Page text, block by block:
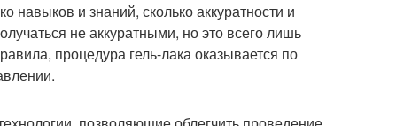
навыков и знаний, сколько аккуратности и
не аккуратными, но это всего лишь
процедура гель-лака оказывается по